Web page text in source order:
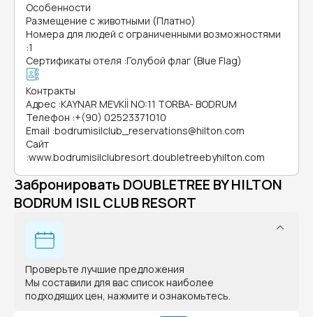
Особенности
Размещение с животными (Платно)
Номера для людей с ограниченными возможностями
:1
Сертификаты отеля :Голубой флаг (Blue Flag)
Контракты
Адрес :KAYNAR MEVKİİ NO:11 TORBA- BODRUM
Телефон :+(90) 02523371010
Email :bodrumisilclub_reservations@hilton.com
Сайт
:www.bodrumisilclubresort.doubletreebyhilton.com
Забронировать DOUBLETREE BY HILTON
BODRUM ISIL CLUB RESORT
Проверьте лучшие предложения
Мы составили для вас список наиболее
подходящих цен, нажмите и ознакомьтесь.